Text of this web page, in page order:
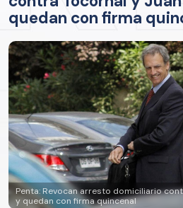
quedan con firma
Penta: Revocan arresto domiciliario
y quedan con firma quincenal